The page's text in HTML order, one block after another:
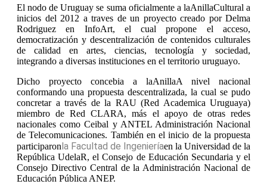
El nodo de Uruguay se suma oficialmente a laAnillaCultural a
inicios del 2012 a traves de un proyecto creado por Delma
Rodriguez en InfoArt, el cual propone el acceso,
democratización y descentralización de contenidos culturales
de calidad en artes, ciencias, tecnología y sociedad,
integrando a diversas instituciones en el territorio uruguayo.
Dicho proyecto concebia a laAnillaA nivel nacional
conformando una propuesta descentralizada, la cual se pudo
concretar a través de la RAU (Red Academica Uruguaya)
miembro de Red CLARA, más el apoyo de otras redes
nacionales como Ceibal y ANTEL Administración Nacional
de Telecomunicaciones. También en el inicio de la propuesta
participaronla Facultad de Ingenieríaen la Universidad de la
República UdelaR, el Consejo de Educación Secundaria y el
Consejo Directivo Central de la Administración Nacional de
Educación Pública ANEP.